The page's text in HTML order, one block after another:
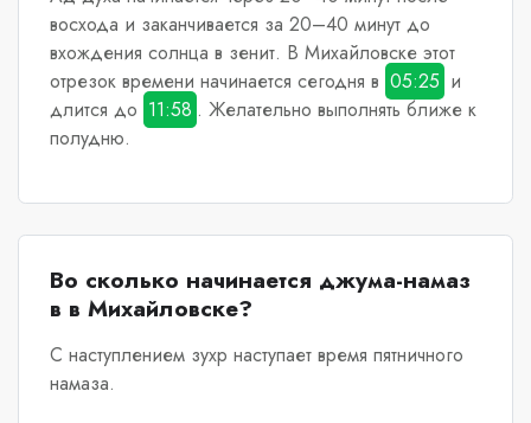
восхода и заканчивается за 20–40 минут до
вхождения солнца в зенит. В Михайловскеэтот
отрезок времени начинается сегодня в 05:25 и
длится до 11:58 . Желательно выполнять ближе к
полудню.
Во сколько начинается джума-намаз
в в Михайловске?
С наступлением зухр наступает время пятничного
намаза.